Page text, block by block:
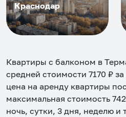
Краснодар
Квартиры с балконом в
средней стоимости 7170 ₽
цена на аренду квартиры
максимальная стоимость
ночь, сутки, 3 дня, неделю и